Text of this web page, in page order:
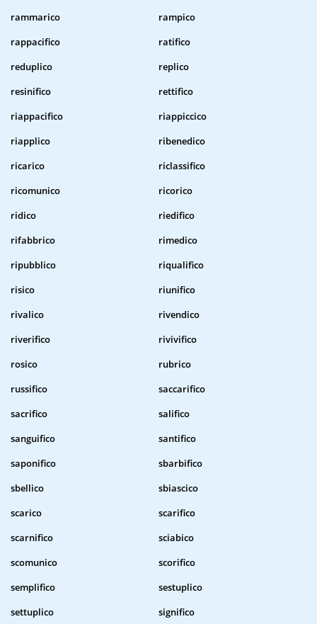
rammarico
rampico
rappacifico
ratifico
reduplico
replico
resinifico
rettifico
riappacifico
riappiccico
riapplico
ribenedico
ricarico
riclassifico
ricomunico
ricorico
ridico
riedifico
rifabbrico
rimedico
ripubblico
riqualifico
risico
riunifico
rivalico
rivendico
riverifico
rivivifico
rosico
rubrico
russifico
saccarifico
sacrifico
salifico
sanguifico
santifico
saponifico
sbarbifico
sbellico
sbiascico
scarico
scarifico
scarnifico
sciabico
scomunico
scorifico
semplifico
sestuplico
settuplico
significo